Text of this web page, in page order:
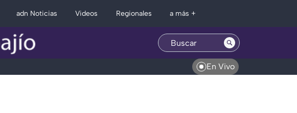
adn Noticias Videos Regionales a más +
En Vivo